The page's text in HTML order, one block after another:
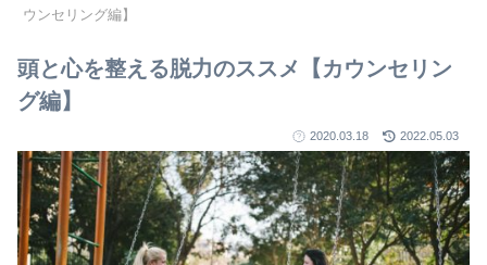
ウンセリング編】
頭と心を整える脱力のススメ【カウンセリン
グ編】
2020.03.18 2022.05.03